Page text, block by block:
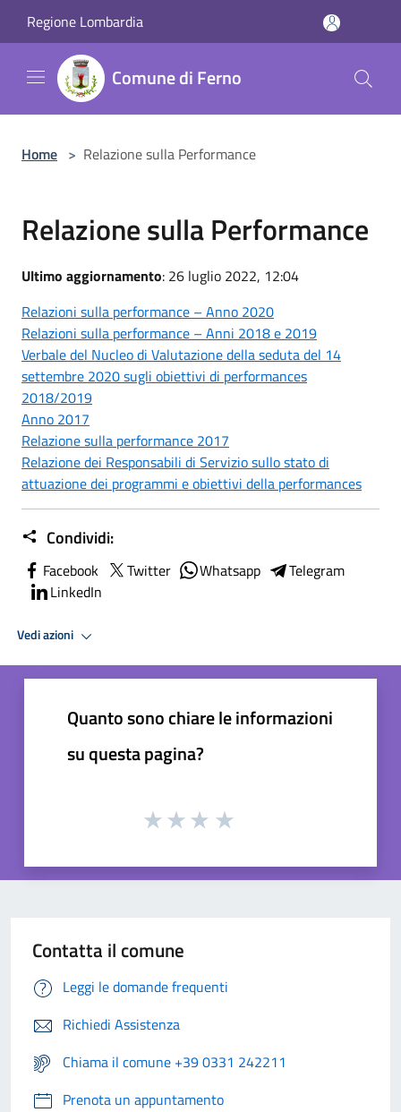
Regione Lombardia
Comune di Ferno
Home > Relazione sulla Performance
Relazione sulla Performance
Ultimo aggiornamento: 26 luglio 2022, 12:04
Relazioni sulla performance – Anno 2020
Relazioni sulla performance – Anni 2018 e 2019
Verbale del Nucleo di Valutazione della seduta del 14
settembre 2020 sugli obiettivi di performances
2018/2019
Anno 2017
Relazione sulla performance 2017
Relazione dei Responsabili di Servizio sullo stato di
attuazione dei programmi e obiettivi della performances
Condividi:
Facebook Twitter Whatsapp
Telegram
LinkedIn
Vedi azioni
Quanto sono chiare le informazioni
su questa pagina?
Contatta il comune
Leggi le domande frequenti
Richiedi Assistenza
Chiama il comune +39 0331 242211
Prenota un appuntamento